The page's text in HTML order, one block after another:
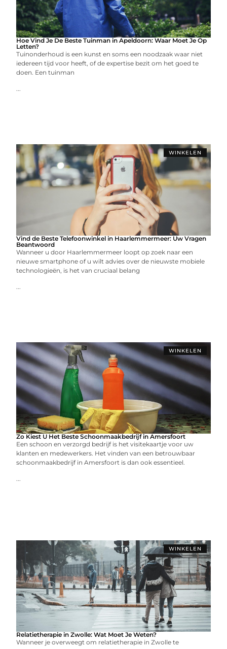
Hoe Vind Je De Beste Tuinman in Apeldoorn: Waar Moet Je Op
Letten?
Tuinonderhoud is een kunst en soms een noodzaak waar niet
iedereen tijd voor heeft, of de expertise bezit om het goed te
doen. Een tuinman
...
WINKELEN
Vind de Beste Telefoonwinkel in Haarlemmermeer: Uw Vragen
Beantwoord
Wanneer u door Haarlemmermeer loopt op zoek naar een
nieuwe smartphone of u wilt advies over de nieuwste mobiele
technologieën, is het van cruciaal belang
...
WINKELEN
Zo Kiest U Het Beste Schoonmaakbedrijf in Amersfoort
Een schoon en verzorgd bedrijf is het visitekaartje voor uw
klanten en medewerkers. Het vinden van een betrouwbaar
schoonmaakbedrijf in Amersfoort is dan ook essentieel.
...
WINKELEN
Relatietherapie in Zwolle: Wat Moet Je Weten?
Wanneer je overweegt om relatietherapie in Zwolle te